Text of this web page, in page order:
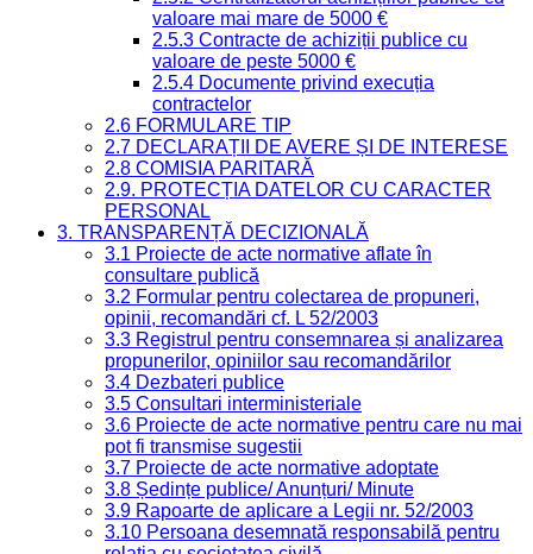
valoare mai mare de 5000 €
2.5.3 Contracte de achiziții publice cu
valoare de peste 5000 €
2.5.4 Documente privind execuția
contractelor
2.6 FORMULARE TIP
2.7 DECLARAȚII DE AVERE ȘI DE INTERESE
2.8 COMISIA PARITARĂ
2.9. PROTECȚIA DATELOR CU CARACTER
PERSONAL
3. TRANSPARENȚĂ DECIZIONALĂ
3.1 Proiecte de acte normative aflate în
consultare publică
3.2 Formular pentru colectarea de propuneri,
opinii, recomandări cf. L 52/2003
3.3 Registrul pentru consemnarea și analizarea
propunerilor, opiniilor sau recomandărilor
3.4 Dezbateri publice
3.5 Consultari interministeriale
3.6 Proiecte de acte normative pentru care nu mai
pot fi transmise sugestii
3.7 Proiecte de acte normative adoptate
3.8 Ședințe publice/ Anunțuri/ Minute
3.9 Rapoarte de aplicare a Legii nr. 52/2003
3.10 Persoana desemnată responsabilă pentru